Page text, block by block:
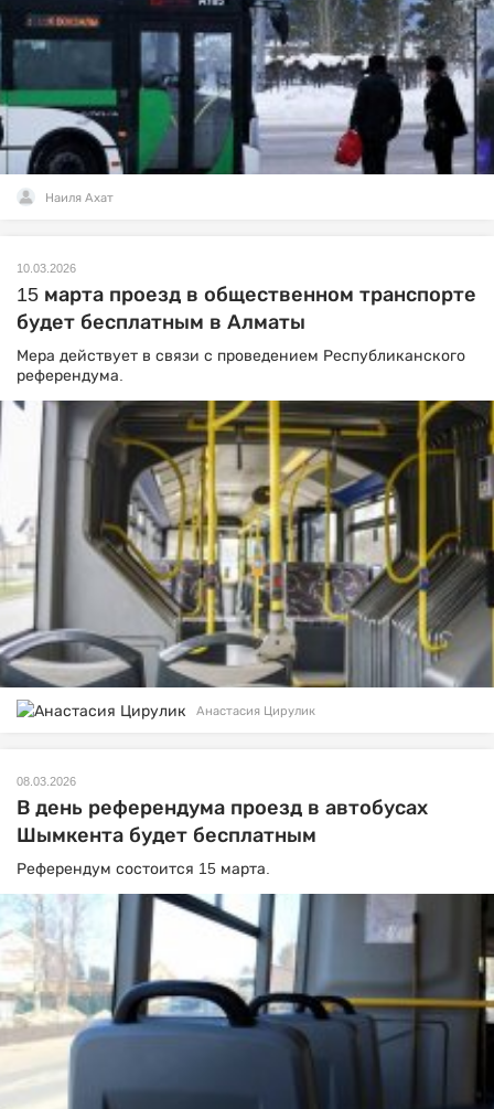
Наиля Ахат
10.03.2026
15 марта проезд в общественном транспорте
будет бесплатным в Алматы
Мера действует в связи с проведением Республиканского
референдума.
Анастасия Цирулик
08.03.2026
В день референдума проезд в автобусах
Шымкента будет бесплатным
Референдум состоится 15 марта.